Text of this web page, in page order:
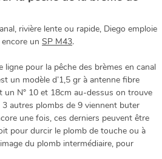
rivière lente ou rapide, Diego emploie
un SP M43.
ligne pour la pêche des brèmes en canal
un modèle d’1,5 gr à antenne fibre
un N° 10 et 18cm au-dessus on trouve
autres plombs de 9 viennent buter
une fois, ces derniers peuvent être
pour durcir le plomb de touche ou à
du plomb intermédiaire, pour